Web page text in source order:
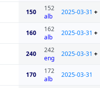
150
152
alb
2025-03-31 +
160
162
alb
2025-03-31 +
240
242
eng
2025-03-31 +
170
172
alb
2025-03-31